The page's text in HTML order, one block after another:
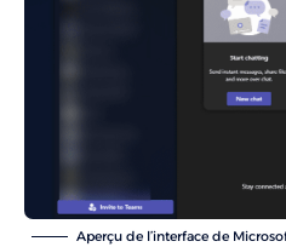
Aperçu de l’interface de